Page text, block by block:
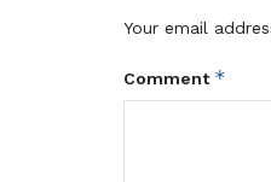
Your email
Comment *